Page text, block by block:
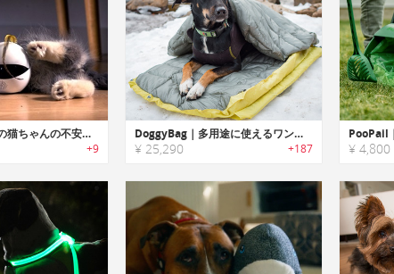
EBO｜留守番中の猫ちゃんの不安・運動不足を解消するスマートキャットコンパニオンロボット「イーボ」
+9
DoggyBag｜多用途に使えるワンちゃん用断熱プレミアム寝袋「ドギーバッグ」
¥ 25,290 +187 ¥ 4,800